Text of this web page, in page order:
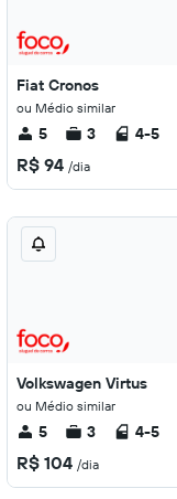
Fiat Cronos
ou Médio similar
5 3 4-5
R$ 94 /dia
Volkswagen Virtus
ou Médio similar
5 3 4-5
R$ 104 /dia